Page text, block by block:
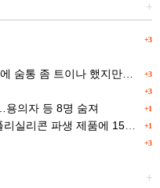
+
+3
+3
숨통 좀 트이나 했지만…
+3
+1
의자 등 8명 숨져
+1
제품에 15% 관세...한국 기업도 영향
+3
+